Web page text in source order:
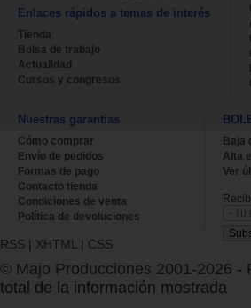
Enlaces rápidos a temas de interés
Tienda
Bolsa de trabajo
Actualidad
Cursos y congresos
Nuestras garantías
Cómo comprar
Envío de pedidos
Formas de pago
Contacto tienda
Condiciones de venta
Política de devoluciones
Baja
Alta
Ver
RSS | XHTML | CSS
© Majo Producciones 2001-2026 -
total de la información mostrada